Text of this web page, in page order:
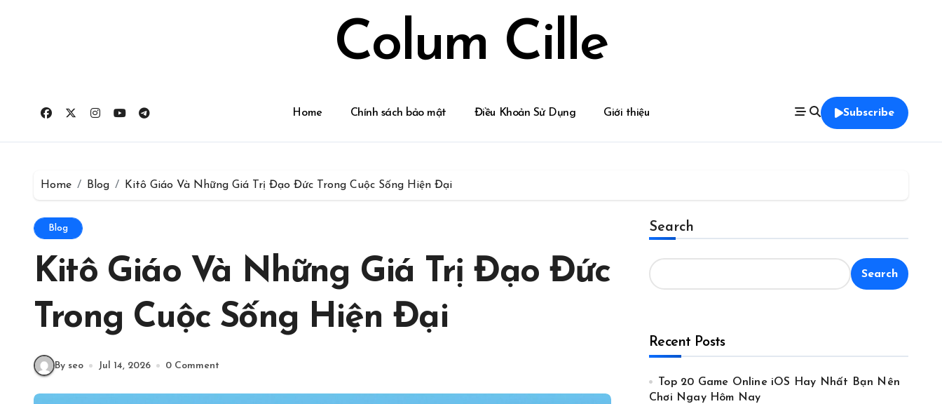
Colum Cille
Home Chính sách bảo mật Điều Khoản Sử Dụng Giới thiệu Subscribe
Home Blog Kitô Giáo Và Những Giá Trị Đạo Đức Trong Cuộc Sống Hiện Đại
Blog
Kitô Giáo Và Những Giá Trị Đạo Đức
Trong Cuộc Sống Hiện Đại
By seo Jul 14, 2026 0 Comment
Search
Search
Recent Posts
Top 20 Game Online iOS Hay Nhất Bạn Nên
Chơi Ngay Hôm Nay